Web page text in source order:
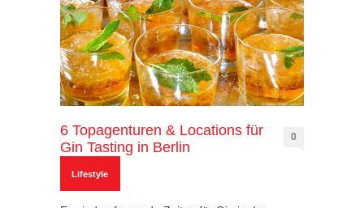
6 Topagenturen & Locations für
Gin Tasting in Berlin
0
Lifestyle